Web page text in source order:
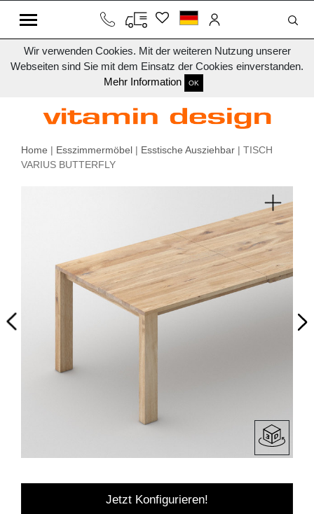
Wir verwenden Cookies. Mit der weiteren Nutzung unserer
Webseiten sind Sie mit dem Einsatz der Cookies einverstanden.
Mehr Information
OK
Home | Esszimmermöbel | Esstische Ausziehbar | TISCH
VARIUS BUTTERFLY
Jetzt Konfigurieren!